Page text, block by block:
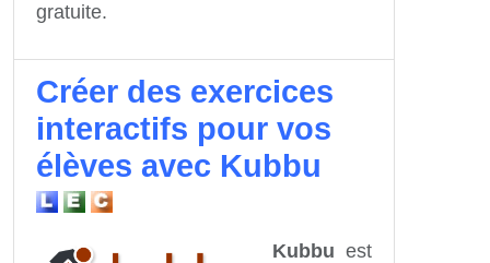
gratuite.
Créer des exercices
interactifs pour vos
élèves avec Kubbu
Kubbu est